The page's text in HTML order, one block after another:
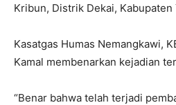
Kribun, Distrik Dekai, Kabupaten
Kasatgas Humas Nemangkawi,
Kamal membenarkan kejadian
“Benar bahwa telah terjadi